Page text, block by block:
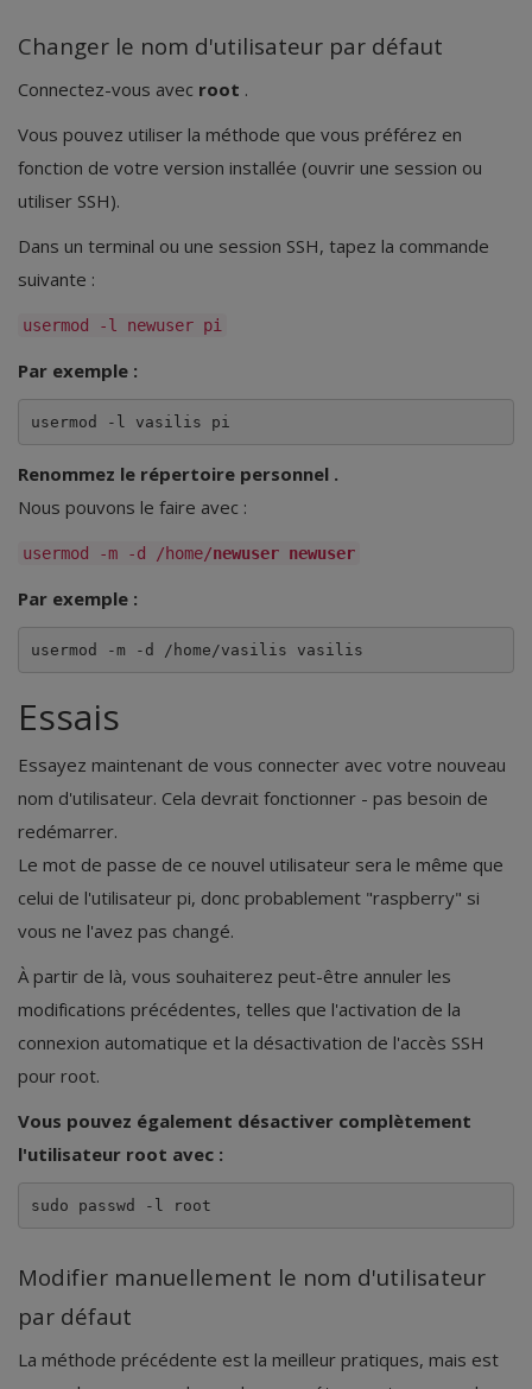
Changer le nom d'utilisateur par défaut
Connectez-vous avec root .
Vous pouvez utiliser la méthode que vous préférez en
fonction de votre version installée (ouvrir une session ou
utiliser SSH).
Dans un terminal ou une session SSH, tapez la commande
suivante :
usermod -l newuser pi
Par exemple :
usermod -l vasilis pi
Renommez le répertoire personnel .
Nous pouvons le faire avec :
usermod -m -d /home/newuser newuser
Par exemple :
usermod -m -d /home/vasilis vasilis
Essais
Essayez maintenant de vous connecter avec votre nouveau
nom d'utilisateur. Cela devrait fonctionner - pas besoin de
redémarrer.
Le mot de passe de ce nouvel utilisateur sera le même que
celui de l'utilisateur pi, donc probablement "raspberry" si
vous ne l'avez pas changé.
À partir de là, vous souhaiterez peut-être annuler les
modifications précédentes, telles que l'activation de la
connexion automatique et la désactivation de l'accès SSH
pour root.
Vous pouvez également désactiver complètement
l'utilisateur root avec :
sudo passwd -l root
Modifier manuellement le nom d'utilisateur
par défaut
La méthode précédente est la meilleur pratiques, mais est